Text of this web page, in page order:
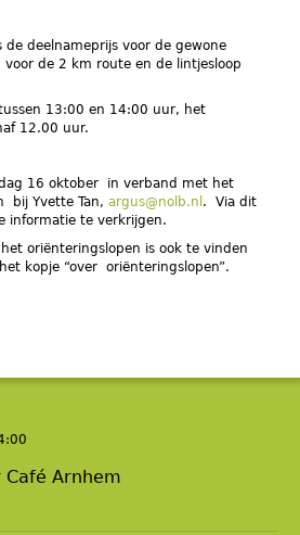
de deelnameprijs voor de gewone
de 2 km route en de lintjesloop
13:00 en 14:00 uur, het
12.00 uur.
16 oktober in verband met het
bij Yvette Tan, argus@nolb.nl . Via dit
informatie te verkrijgen.
oriënteringslopen is ook te vinden
kopje “over oriënteringslopen”.
Café Arnhem